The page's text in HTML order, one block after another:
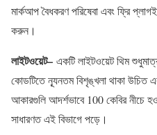
মার্কআপ বৈধকরণ পরিষেবা এবং ফ্রি
করুন।
লাইটওয়েট– একটি লাইটওয়েট থিম
কোডটিতে ন্যূনতম বিশৃঙ্খলা থাকা উচিত
আকারগুলি আদর্শভাবে 100 কেবির নীচে
সাধারণত এই বিভাগে পড়ে।